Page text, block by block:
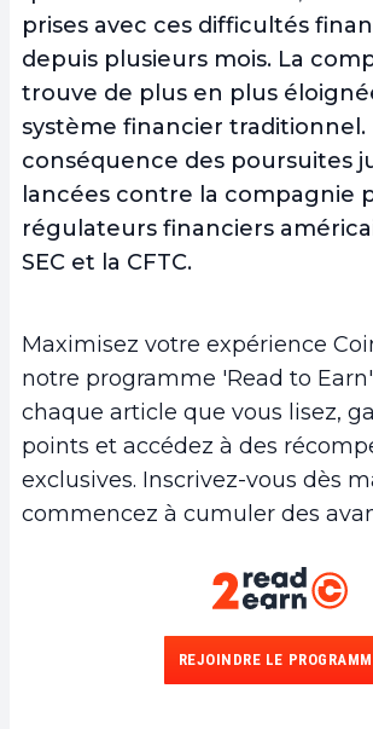
prises avec ces difficultés
depuis plusieurs mois. La
trouve de plus en plus
système financier traditionnel.
conséquence des poursuites
lancées contre la compagnie
régulateurs financiers
SEC et la CFTC.
Maximisez votre expérience
notre programme 'Read to
chaque article que vous lisez,
points et accédez à des
exclusives. Inscrivez-vous dès
commencez à cumuler des
REJOINDRE LE